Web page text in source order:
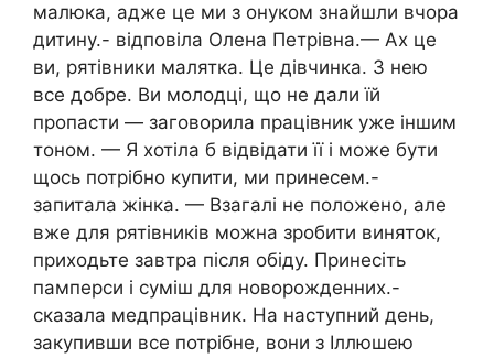
малюка, адже це ми з онуком знайшли вчора
дитину.- відповіла Олена Петрівна.— Ах це
ви, рятівники малятка. Це дівчинка. З нею
все добре. Ви молодці, що не дали їй
пропасти — заговорила працівник уже іншим
тоном. — Я хотіла б відвідати її і може бути
щось потрібно купити, ми принесем.-
запитала жінка. — Взагалі не положено, але
вже для рятівників можна зробити виняток,
приходьте завтра після обіду. Принесіть
памперси і суміш для новорожденних.-
сказала медпрацівник. На наступний день,
закупивши все потрібне, вони з Іллюшею